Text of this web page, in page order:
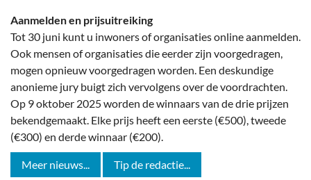
Aanmelden en prijsuitreiking
Tot 30 juni kunt u inwoners of organisaties online aanmelden.
Ook mensen of organisaties die eerder zijn voorgedragen,
mogen opnieuw voorgedragen worden. Een deskundige
anonieme jury buigt zich vervolgens over de voordrachten.
Op 9 oktober 2025 worden de winnaars van de drie prijzen
bekendgemaakt. Elke prijs heeft een eerste (€500), tweede
(€300) en derde winnaar (€200).
Meer nieuws... Tip de redactie...